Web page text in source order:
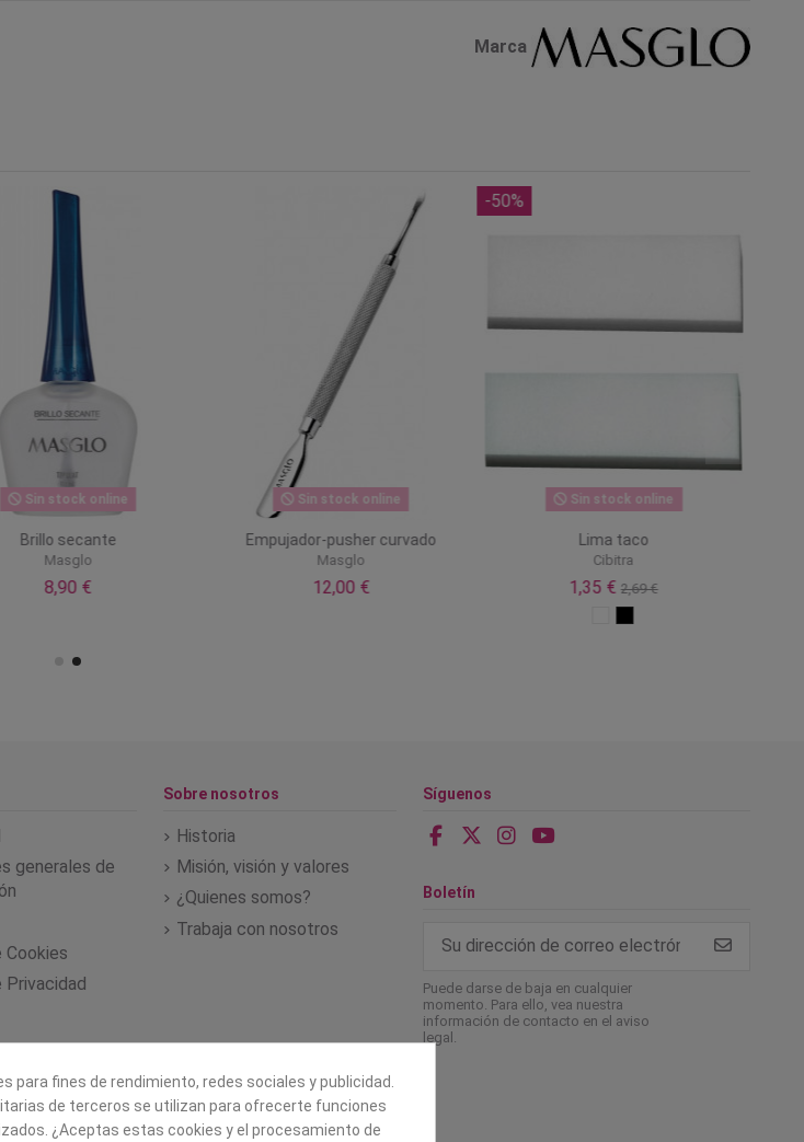
Marca
Sin stock online
Brillo secante
Masglo
8,90 €
Sin stock online
Empujador-pusher curvado
Masglo
12,00 €
-50%
Sin stock online
Lima taco
Cibitra
1,35 € 2,69 €
generales de
Sobre nosotros
Historia
Misión, visión y valores
¿Quienes somos?
Trabaja con nosotros
Síguenos
Boletín
Puede darse de baja en cualquier
momento. Para ello, vea nuestra
información de contacto en el aviso
legal.
para fines de rendimiento, redes sociales y publicidad.
de terceros se utilizan para ofrecerte funciones
¿Aceptas estas cookies y el procesamiento de